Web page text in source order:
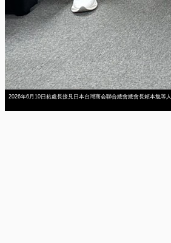
2026年6月10日粘處長接見日本台灣商会聯合總會總會長頼本勉等人